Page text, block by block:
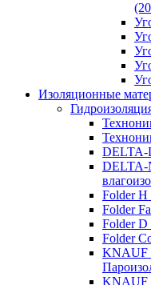
Изоляционные
DELTA-
DELTA-
Folder H
Folder
Folder D
Folder
KNAUF
KNAUF